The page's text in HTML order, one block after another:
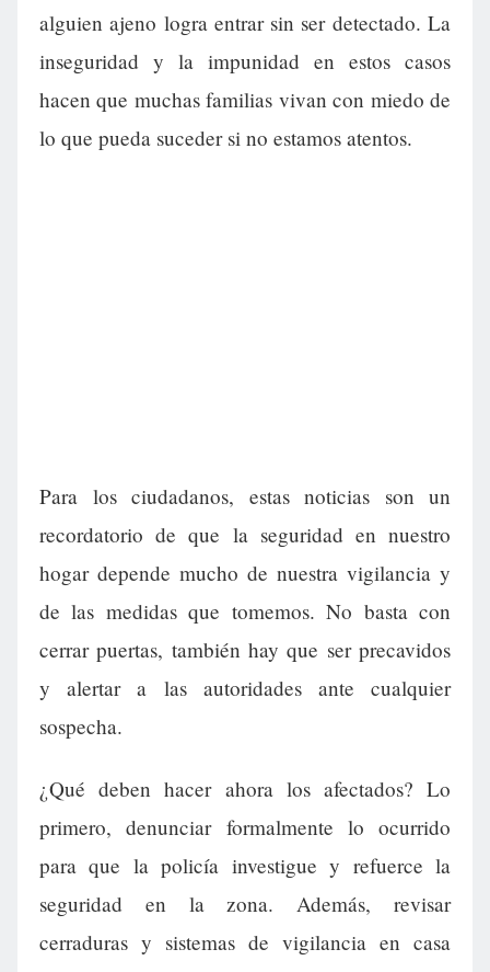
alguien ajeno logra entrar sin ser detectado. La
inseguridad y la impunidad en estos casos
hacen que muchas familias vivan con miedo de
lo que pueda suceder si no estamos atentos.
Para los ciudadanos, estas noticias son un
recordatorio de que la seguridad en nuestro
hogar depende mucho de nuestra vigilancia y
de las medidas que tomemos. No basta con
cerrar puertas, también hay que ser precavidos
y alertar a las autoridades ante cualquier
sospecha.
¿Qué deben hacer ahora los afectados? Lo
primero, denunciar formalmente lo ocurrido
para que la policía investigue y refuerce la
seguridad en la zona. Además, revisar
cerraduras y sistemas de vigilancia en casa